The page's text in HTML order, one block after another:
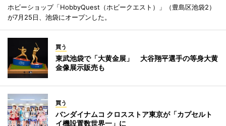
ホビーショップ「HobbyQuest（ホビークエスト）」（豊島区池袋2）
が7月25日、池袋にオープンした。
買う
東武池袋で「大黄金展」 大谷翔平選手の等身大黄
金像展示販売も
買う
バンダイナムコ クロスストア東京が「カプセルト
イ機設置数世界一」に